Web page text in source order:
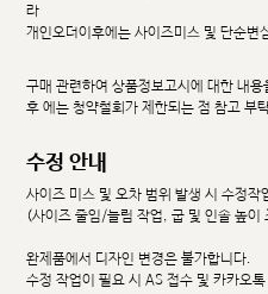
라
개인오더이후에는 사이즈미스 및 단순변
구매 관련하여 상품정보고시에 대한 내
후 에는 청약철회가 제한되는 점 참고 부
수정 안내
사이즈 미스 및 오차 범위 발생 시 수정작
(사이즈 줄임/늘림 작업, 굽 및 인솔 높
완제품에서 디자인 변경은 불가합니다.
수정 작업이 필요 시 AS 접수 및 카카오